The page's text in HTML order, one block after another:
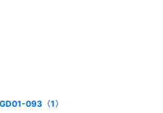
093〈1〉